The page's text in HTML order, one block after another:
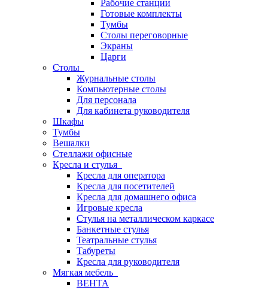
Рабочие станции
Готовые комплекты
Тумбы
Столы переговорные
Экраны
Царги
Столы
Журнальные столы
Компьютерные столы
Для персонала
Для кабинета руководителя
Шкафы
Тумбы
Вешалки
Стеллажи офисные
Кресла и стулья
Кресла для оператора
Кресла для посетителей
Кресла для домашнего офиса
Игровые кресла
Стулья на металлическом каркасе
Банкетные стулья
Театральные стулья
Табуреты
Кресла для руководителя
Мягкая мебель
ВЕНТА